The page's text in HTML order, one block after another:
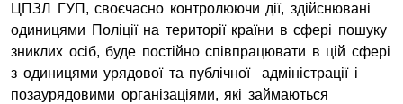
ЦПЗЛ ГУП, своєчасно контролюючи дії, здійснювані
одиницями Поліції на території країни в сфері пошуку
зниклих осіб, буде постійно співпрацювати в цій сфері
з одиницями урядової та публічної адміністрації і
позаурядовими організаціями, які займаються